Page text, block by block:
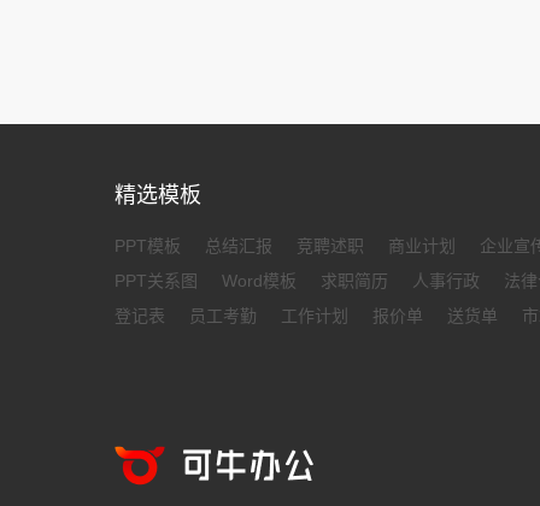
精选模板
PPT模板 总结汇报 竞聘述职 商业计划
企业宣
PPT关系图
Word模板 求职简历 人事行政
法
登记表
员工考勤 工作计划 报价单 送货单